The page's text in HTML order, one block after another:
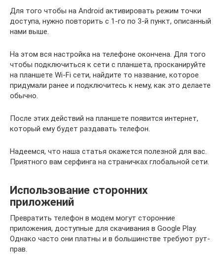
Для того чтобы на Android активировать режим точки
доступа, нужно повторить с 1-го по 3-й пункт, описанный
нами выше.
На этом вся настройка на телефоне окончена. Для того
чтобы подключиться к сети с планшета, просканируйте
на планшете Wi-Fi сети, найдите то название, которое
придумали ранее и подключитесь к нему, как это делаете
обычно.
После этих действий на планшете появится интернет,
который ему будет раздавать телефон.
Надеемся, что наша статья окажется полезной для вас.
Приятного вам серфинга на страничках глобальной сети.
Использование сторонних
приложений
Превратить телефон в модем могут сторонние
приложения, доступные для скачивания в Google Play.
Однако часто они платны и в большинстве требуют рут-
прав.